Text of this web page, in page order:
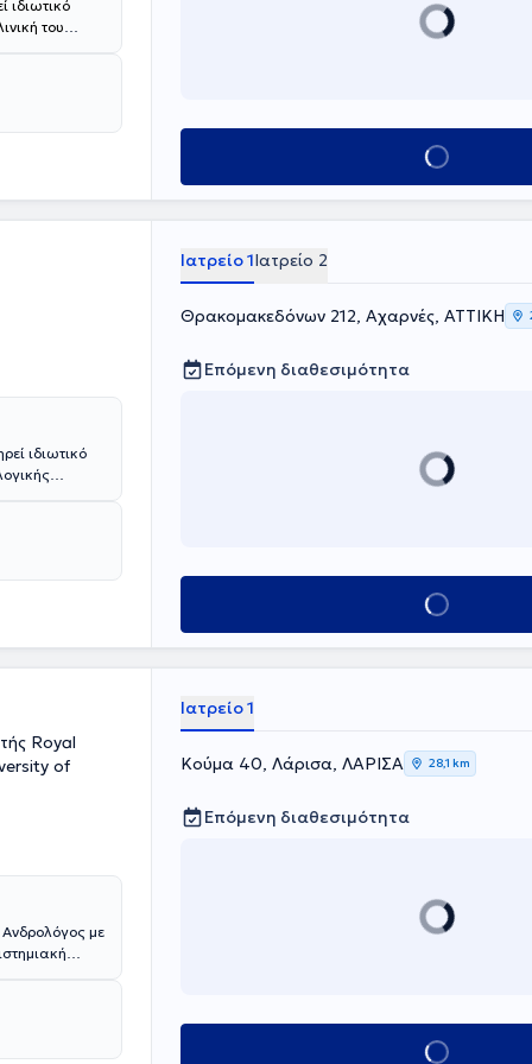
ιδιωτικό
του
Το
πλήρη
νεφρών,
μηχάνημα
Κλείσε ραντεβού
ιδιωτικό
εργαστεί
"Ερυθρός
Ιατρείο 1Ιατρείο 2
Θρακομακεδόνων 212, Αχαρνές, ΑΤΤΙΚΗ
Επόμενη διαθεσιμότητα
Κλείσε ραντεβού
Royal
of
με
με
της
ομάδας του
στη
Ιατρείο 1
Κούμα 40, Λάρισα, ΛΑΡΙΣΑ 28,1 km
Επόμενη διαθεσιμότητα
Κλείσε ραντεβού